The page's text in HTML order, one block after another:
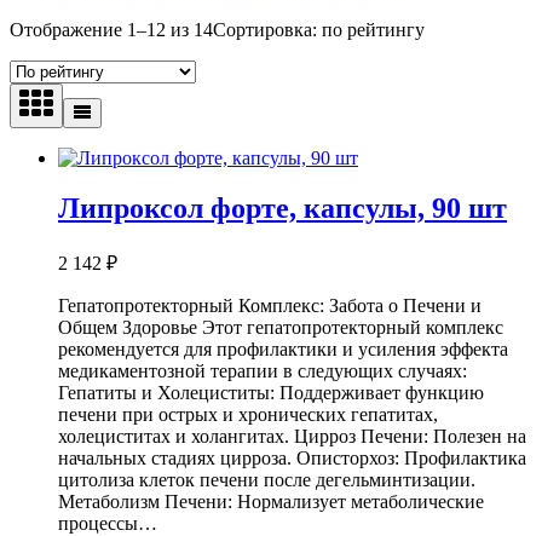
Отображение 1–12 из 14Сортировка: по рейтингу
Липроксол форте, капсулы, 90 шт
2 142 ₽
Гепатопротекторный Комплекс: Забота о Печени и
Общем Здоровье Этот гепатопротекторный комплекс
рекомендуется для профилактики и усиления эффекта
медикаментозной терапии в следующих случаях:
Гепатиты и Холециститы: Поддерживает функцию
печени при острых и хронических гепатитах,
холециститах и холангитах. Цирроз Печени: Полезен на
начальных стадиях цирроза. Описторхоз: Профилактика
цитолиза клеток печени после дегельминтизации.
Метаболизм Печени: Нормализует метаболические
процессы…